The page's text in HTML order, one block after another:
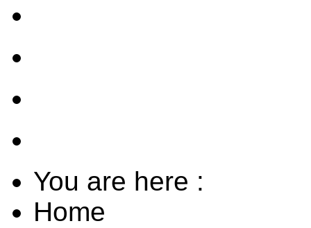
You are here :
Home